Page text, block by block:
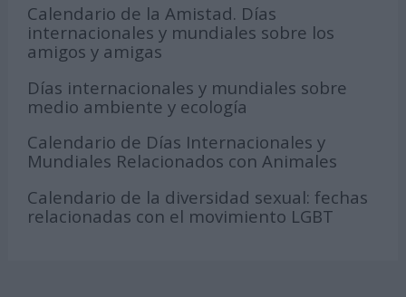
Calendario de la Amistad. Días
internacionales y mundiales sobre los
amigos y amigas
Días internacionales y mundiales sobre
medio ambiente y ecología
Calendario de Días Internacionales y
Mundiales Relacionados con Animales
Calendario de la diversidad sexual: fechas
relacionadas con el movimiento LGBT